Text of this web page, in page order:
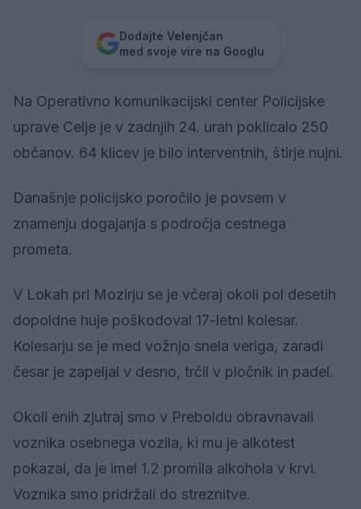
Dodajte Velenjčan
med svoje vire na Googlu
Na Operativno komunikacijski center Policijske
uprave Celje je v zadnjih 24. urah poklicalo 250
občanov. 64 klicev je bilo interventnih, štirje nujni.
Današnje policijsko poročilo je povsem v
znamenju dogajanja s področja cestnega
prometa.
V Lokah pri Mozirju se je včeraj okoli pol desetih
dopoldne huje poškodoval 17-letni kolesar.
Kolesarju se je med vožnjo snela veriga, zaradi
česar je zapeljal v desno, trčil v pločnik in padel.
Okoli enih zjutraj smo v Preboldu obravnavali
voznika osebnega vozila, ki mu je alkotest
pokazal, da je imel 1.2 promila alkohola v krvi.
Voznika smo pridržali do streznitve.